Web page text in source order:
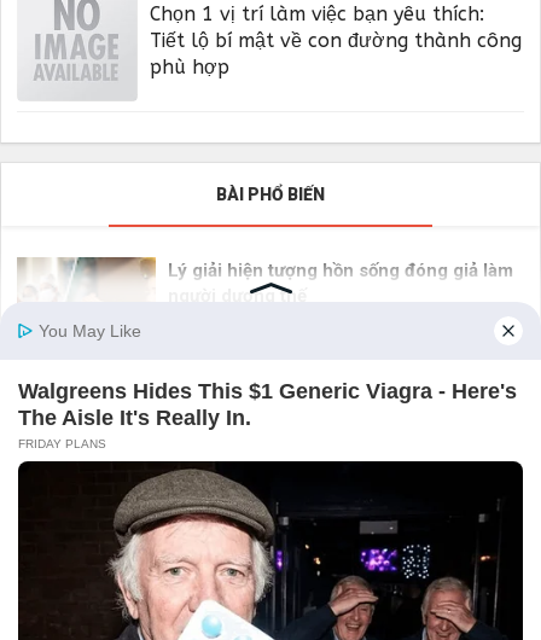
Chọn 1 vị trí làm việc bạn yêu thích:
Tiết lộ bí mật về con đường thành công
phù hợp
BÀI PHỔ BIẾN
Lý giải hiện tượng hồn sống đóng giả làm
người dương thế
Được coi là một trong những hiện tượng...
Mỗi con giáp 1 Thần Tài độ mệnh: Muốn
động nắm bắt!
Mỗi con giáp lại có một vị Thần Tài độ...
Ý nghĩa thực sự đằng sau các số Thiên
thần 3, 33, 333 và 3333